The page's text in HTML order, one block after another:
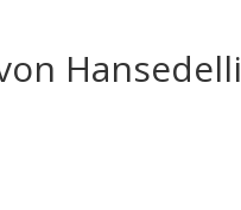
Hansedelli